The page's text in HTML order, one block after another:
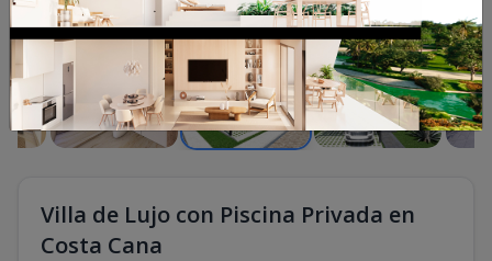
Villa de Lujo con Piscina Privada en
Costa Cana